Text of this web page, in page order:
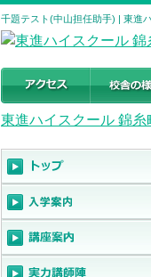
千題テスト(中山担任助手) | 東進
東進ハイスクール 錦糸